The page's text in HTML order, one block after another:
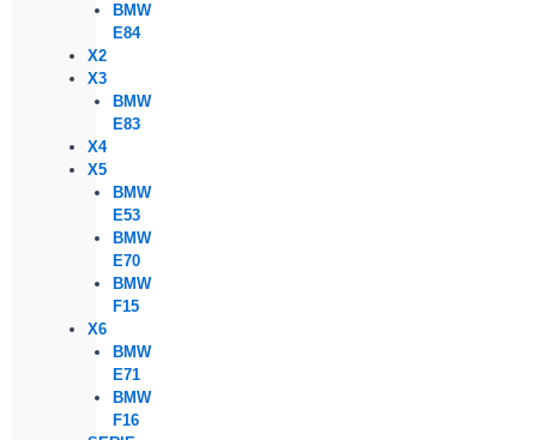
BMW
E84
X2
X3
BMW
E83
X4
X5
BMW
E53
BMW
E70
BMW
F15
X6
BMW
E71
BMW
F16